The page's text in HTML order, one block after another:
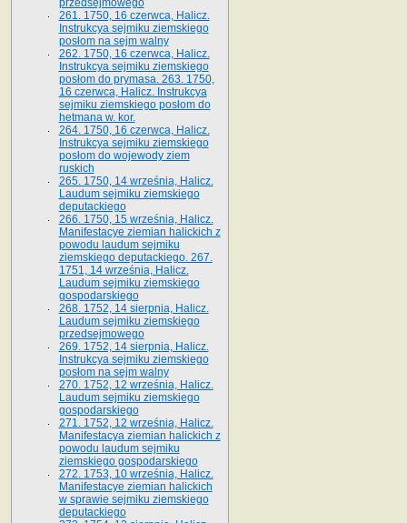
przedsejmowego
261. 1750, 16 czerwca, Halicz.
Instrukcya sejmiku ziemskiego
posłom na sejm walny
262. 1750, 16 czerwca, Halicz.
Instrukcya sejmiku ziemskiego
posłom do prymasa. 263. 1750,
16 czerwca, Halicz. Instrukcya
sejmiku ziemskiego posłom do
hetmana w. kor.
264. 1750, 16 czerwca, Halicz.
Instrukcya sejmiku ziemskiego
posłom do wojewody ziem
ruskich
265. 1750, 14 września, Halicz.
Laudum sejmiku ziemskiego
deputackiego
266. 1750, 15 września, Halicz.
Manifestacye ziemian halickich z
powodu laudum sejmiku
ziemskiego deputackiego. 267.
1751, 14 września, Halicz.
Laudum sejmiku ziemskiego
gospodarskiego
268. 1752, 14 sierpnia, Halicz.
Laudum sejmiku ziemskiego
przedsejmowego
269. 1752, 14 sierpnia, Halicz.
Instrukcya sejmiku ziemskiego
posłom na sejm walny
270. 1752, 12 września, Halicz.
Laudum sejmiku ziemskiego
gospodarskiego
271. 1752, 12 września, Halicz.
Manifestacya ziemian halickich z
powodu laudum sejmiku
ziemskiego gospodarskiego
272. 1753, 10 września, Halicz.
Manifestacye ziemian halickich
w sprawie sejmiku ziemskiego
deputackiego